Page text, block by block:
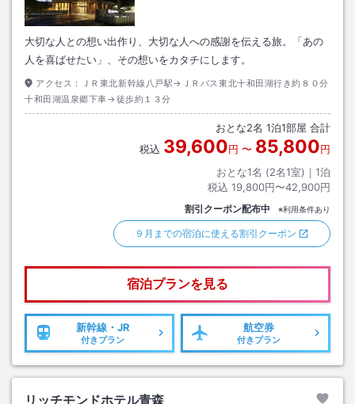
大切な人との想い出作り、大切な人への感謝を伝える旅。「あの
人を喜ばせたい」、その想いをカタチにします。
アクセス：
ＪＲ東北新幹線八戸駅→ＪＲバス東北十和田湖行き約８０分
十和田湖温泉郷下車→徒歩約１３分
おとな2名 1泊1部屋 合計
税込 39,600円 〜 85,800円
おとな1名 (2名1室)｜ 1泊
税込 19,800円〜42,900円
割引クーポン配布中 ※利用条件あり
９月までの宿泊に使える割引クーポン
宿泊プランを見る
新幹線・JR
付きプラン
航空券
付きプラン
リッチモンドホテル青森